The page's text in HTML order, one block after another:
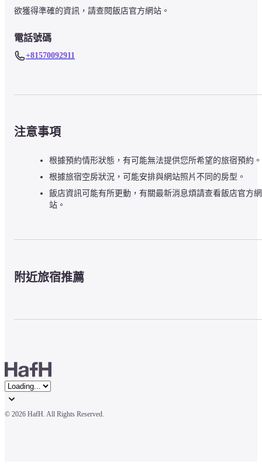
欲獲得準確的資訊，請查閱飯店官方網站。
電話號碼
+81570092911
注意事項
根據預約情形狀態，有可能無法提供您所希望的旅宿預約。
根據旅宿空房狀況，可能安排與網站照片不同的房型。
飯店資訊可能有所更動，有關最新消息煩請查看飯店官方網
站。
附近旅宿推薦
© 2026 HafH. All Rights Reserved.